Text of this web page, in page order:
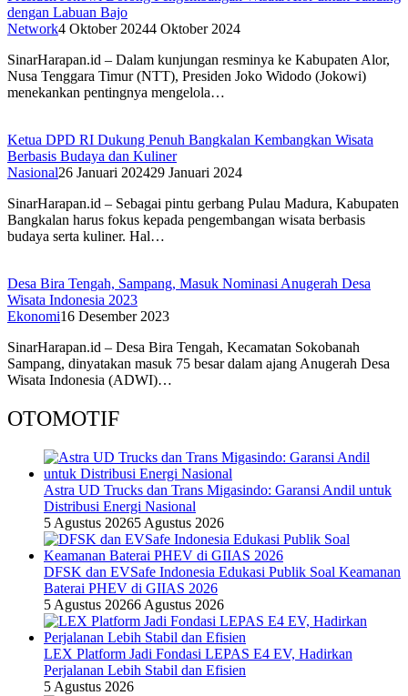
dengan Labuan Bajo
Network4 Oktober 20244 Oktober 2024
SinarHarapan.id – Dalam kunjungan resminya ke Kabupaten Alor,
Nusa Tenggara Timur (NTT), Presiden Joko Widodo (Jokowi)
menekankan pentingnya mengelola…
Ketua DPD RI Dukung Penuh Bangkalan Kembangkan Wisata
Berbasis Budaya dan Kuliner
Nasional26 Januari 202429 Januari 2024
SinarHarapan.id – Sebagai pintu gerbang Pulau Madura, Kabupaten
Bangkalan harus fokus kepada pengembangan wisata berbasis
budaya serta kuliner. Hal…
Desa Bira Tengah, Sampang, Masuk Nominasi Anugerah Desa
Wisata Indonesia 2023
Ekonomi16 Desember 2023
SinarHarapan.id – Desa Bira Tengah, Kecamatan Sokobanah
Sampang, dinyatakan masuk 75 besar dalam ajang Anugerah Desa
Wisata Indonesia (ADWI)…
OTOMOTIF
Astra UD Trucks dan Trans Migasindo: Garansi Andil untuk
Distribusi Energi Nasional
5 Agustus 20265 Agustus 2026
DFSK dan EVSafe Indonesia Edukasi Publik Soal Keamanan
Baterai PHEV di GIIAS 2026
5 Agustus 20266 Agustus 2026
LEX Platform Jadi Fondasi LEPAS E4 EV, Hadirkan
Perjalanan Lebih Stabil dan Efisien
5 Agustus 2026